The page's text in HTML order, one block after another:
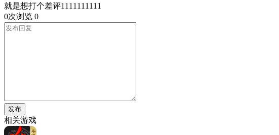
就是想打个差评1111111111
0次浏览 0
发布
相关游戏